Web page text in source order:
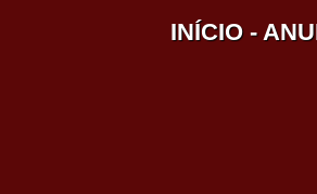
INÍCIO -